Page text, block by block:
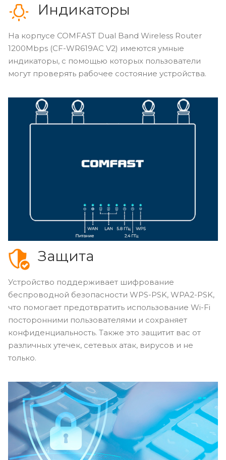
Индикаторы
На корпусе COMFAST Dual Band Wireless Router
1200Mbps (CF-WR619AC V2) имеются умные
индикаторы, с помощью которых пользователи
могут проверять рабочее состояние устройства.
Защита
Устройство поддерживает шифрование
беспроводной безопасности WPS-PSK, WPA2-PSK,
что помогает предотвратить использование Wi-Fi
посторонними пользователями и сохраняет
конфиденциальность. Также это защитит вас от
различных утечек, сетевых атак, вирусов и не
только.